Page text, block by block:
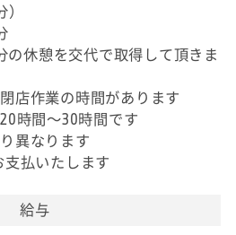
の休憩を交代で取得して頂きま
店作業の時間があります
時間～30時間です
異なります
払いたします
給与